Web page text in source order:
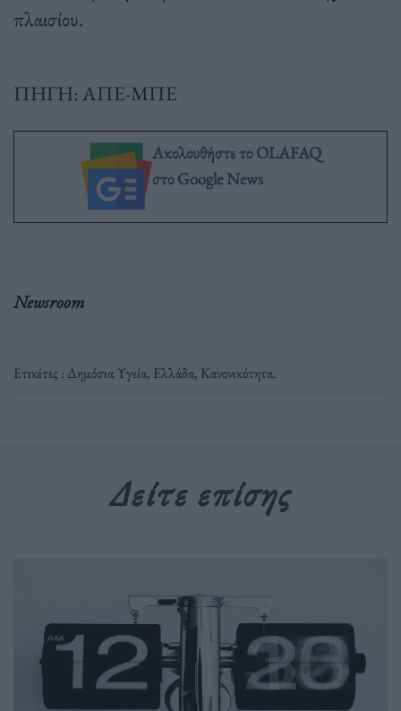
πλαισίου.
ΠΗΓΗ: ΑΠΕ-ΜΠΕ
Ακολουθήστε το OLAFAQ
στο Google News
Newsroom
Ετικέτες : Δημόσια Υγεία, Ελλάδα, Κανονικότητα.
Δείτε επίσης